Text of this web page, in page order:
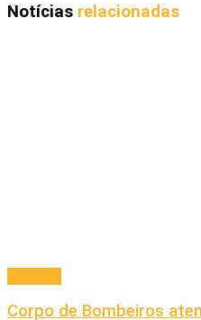
Notícias relacionadas
Corpo de Bombeiros